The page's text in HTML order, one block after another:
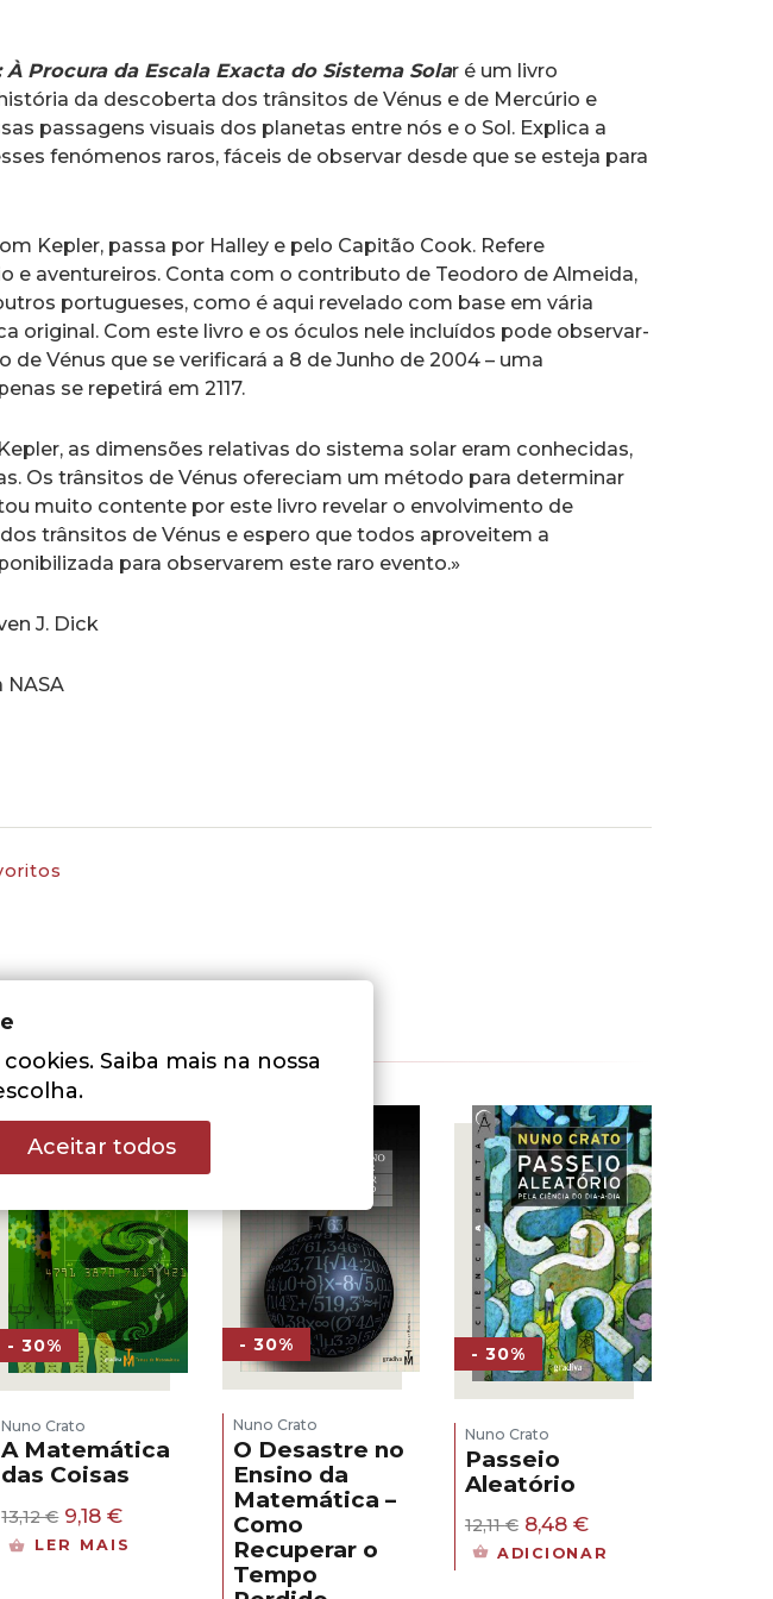
À Procura da Escala Exacta do Sistema Solar é um livro
da descoberta dos trânsitos de Vénus e de Mercúrio e
passagens visuais dos planetas entre nós e o Sol. Explica a
fenómenos raros, fáceis de observar desde que se esteja para
Kepler, passa por Halley e pelo Capitão Cook. Refere
e aventureiros. Conta com o contributo de Teodoro de Almeida,
portugueses, como é aqui revelado com base em vária
original. Com este livro e os óculos nele incluídos pode observar-
de Vénus que se verificará a 8 de Junho de 2004 – uma
se repetirá em 2117.
as dimensões relativas do sistema solar eram conhecidas,
Os trânsitos de Vénus ofereciam um método para determinar
muito contente por este livro revelar o envolvimento de
trânsitos de Vénus e espero que todos aproveitem a
para observarem este raro evento.»
J. Dick
NASA
- 30%
Nuno Crato
A Matemática
das Coisas
13,12€ O
preço
9,18€O
preço
LER MAIS
- 30%
Nuno Crato
O Desastre no
Ensino da
Matemática –
Como
Recuperar o
Tempo
- 30%
Nuno Crato
Passeio
Aleatório
12,11€ O
preço
8,48 €O
preço
ADICIONAR
Saiba mais na nossa
Aceitar todos